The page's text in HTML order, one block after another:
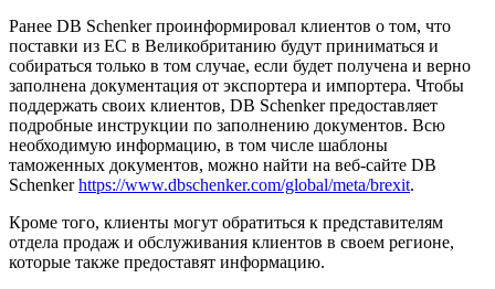
Ранее DB Schenker проинформировал клиентов о том, что
поставки из ЕС в Великобританию будут приниматься и
собираться только в том случае, если будет получена и верно
заполнена документация от экспортера и импортера. Чтобы
поддержать своих клиентов, DB Schenker предоставляет
подробные инструкции по заполнению документов. Всю
необходимую информацию, в том числе шаблоны
таможенных документов, можно найти на веб-сайте DB
Schenkerhttps://www.dbschenker.com/global/meta/brexit.
Кроме того, клиенты могут обратиться к представителям
отдела продаж и обслуживания клиентов в своем регионе,
которые также предоставят информацию.